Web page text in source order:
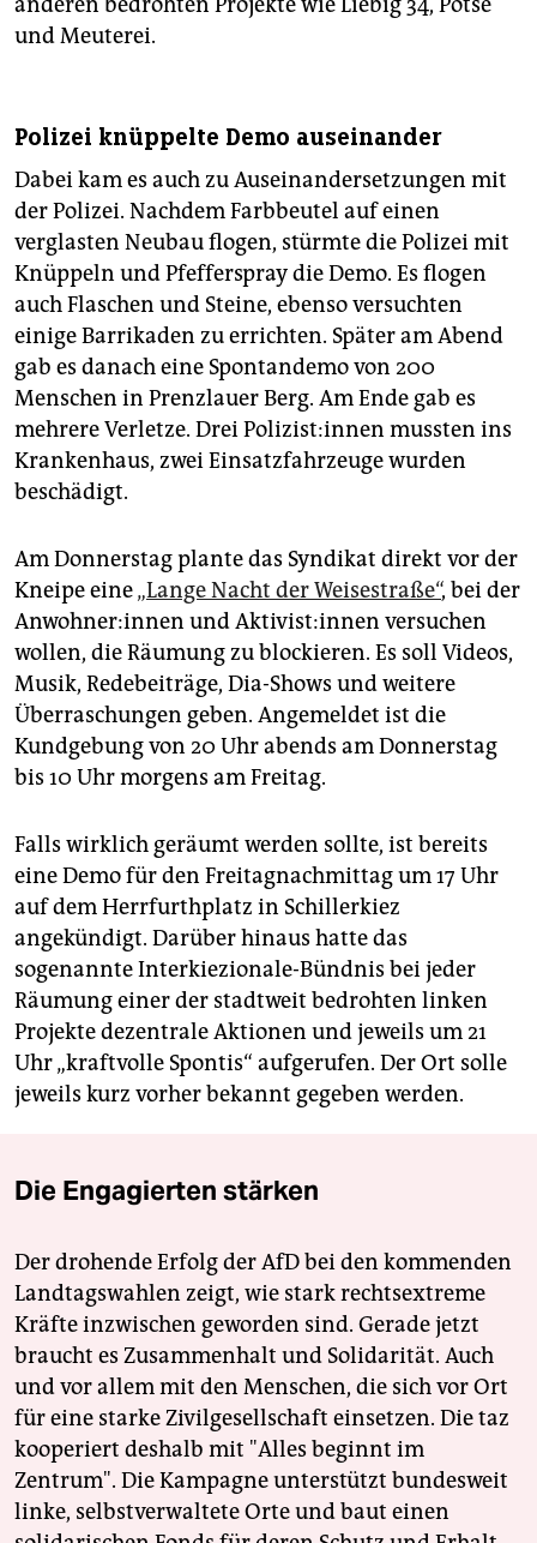
und Meuterei.
Polizei knüppelte Demo auseinander
Dabei kam es auch zu Auseinandersetzungen mit
der Polizei. Nachdem Farbbeutel auf einen
verglasten Neubau flogen, stürmte die Polizei mit
Knüppeln und Pfefferspray die Demo. Es flogen
auch Flaschen und Steine, ebenso versuchten
einige Barrikaden zu errichten. Später am Abend
gab es danach eine Spontandemo von 200
Menschen in Prenzlauer Berg. Am Ende gab es
mehrere Verletze. Drei Po­li­zis­t:in­nen mussten ins
Krankenhaus, zwei Einsatzfahrzeuge wurden
beschädigt.
Am Donnerstag plante das Syndikat direkt vor der
Kneipe eine„Lange Nacht der Weisestraße“, bei der
An­woh­ne­r:in­nen und Ak­ti­vis­t:in­nen versuchen
wollen, die Räumung zu blockieren. Es soll Videos,
Musik, Redebeiträge, Dia-Shows und weitere
Überraschungen geben. Angemeldet ist die
Kundgebung von 20 Uhr abends am Donnerstag
bis 10 Uhr morgens am Freitag.
Falls wirklich geräumt werden sollte, ist bereits
eine Demo für den Freitagnachmittag um 17 Uhr
auf dem Herrfurthplatz in Schillerkiez
angekündigt. Darüber hinaus hatte das
sogenannte Interkiezionale-Bündnis bei jeder
Räumung einer der stadtweit bedrohten linken
Projekte dezentrale Aktionen und jeweils um 21
Uhr „kraftvolle Spontis“ aufgerufen. Der Ort solle
jeweils kurz vorher bekannt gegeben werden.
Die Engagierten stärken
Der drohende Erfolg der AfD bei den kommenden
Landtagswahlen zeigt, wie stark rechtsextreme
Kräfte inzwischen geworden sind. Gerade jetzt
braucht es Zusammenhalt und Solidarität. Auch
und vor allem mit den Menschen, die sich vor Ort
für eine starke Zivilgesellschaft einsetzen. Die taz
kooperiert deshalb mit "Alles beginnt im
Zentrum". Die Kampagne unterstützt bundesweit
linke, selbstverwaltete Orte und baut einen